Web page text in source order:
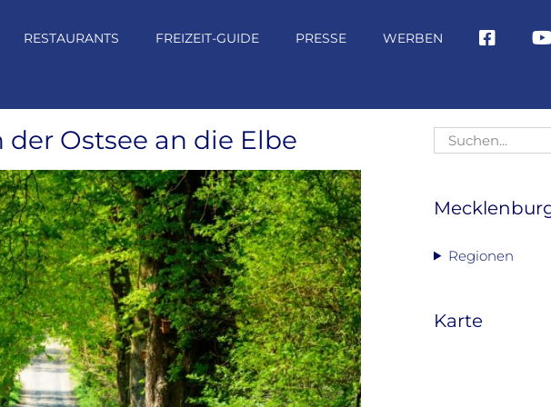
RESTAURANTS FREIZEIT-GUIDE PRESSE WERBEN
Ostsee an die Elbe
Suche
nach:
Regionen
Karte